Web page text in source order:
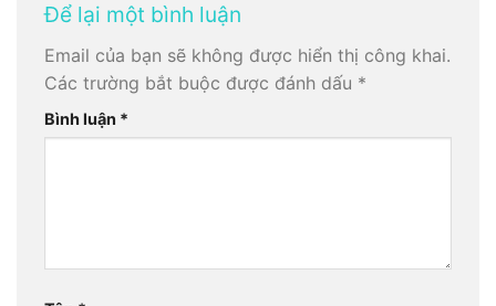
Để lại một bình luận
Email của bạn sẽ không được hiển thị công khai.
Các trường bắt buộc được đánh dấu *
Bình luận *